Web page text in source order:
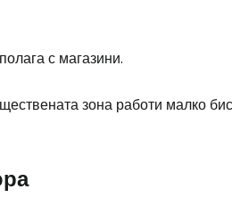
с магазини.
зона работи малко